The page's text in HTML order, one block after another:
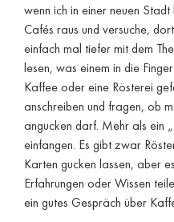
wenn ich in einer neuen
Cafés raus und versuche,
einfach mal tiefer mit dem
lesen, was einem in die
Kaffee oder eine Rösterei
anschreiben und fragen, ob
angucken darf. Mehr als ein
einfangen. Es gibt zwar
Karten gucken lassen, aber
Erfahrungen oder Wissen
ein gutes Gespräch über